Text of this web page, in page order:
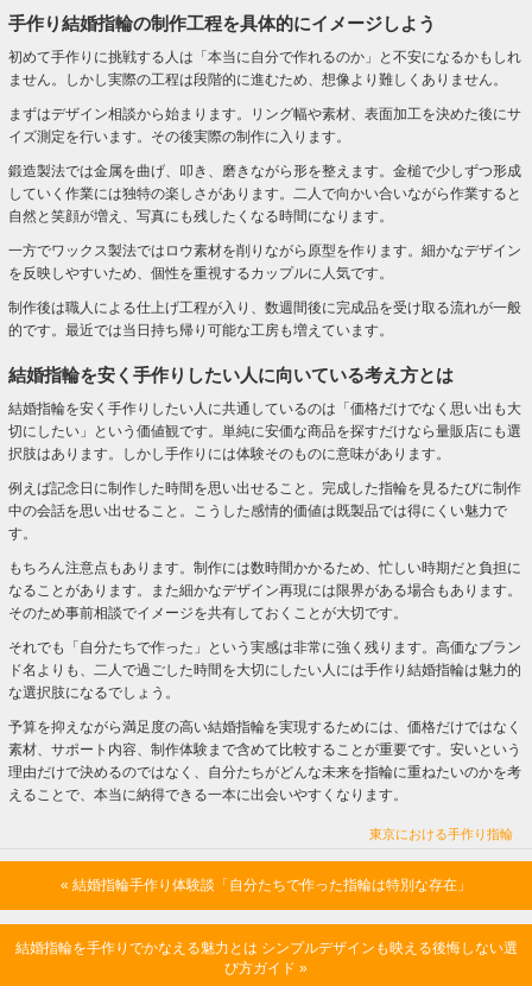
手作り結婚指輪の制作工程を具体的にイメージしよう
初めて手作りに挑戦する人は「本当に自分で作れるのか」と不安になるかもしれ
ません。しかし実際の工程は段階的に進むため、想像より難しくありません。
まずはデザイン相談から始まります。リング幅や素材、表面加工を決めた後にサ
イズ測定を行います。その後実際の制作に入ります。
鍛造製法では金属を曲げ、叩き、磨きながら形を整えます。金槌で少しずつ形成
していく作業には独特の楽しさがあります。二人で向かい合いながら作業すると
自然と笑顔が増え、写真にも残したくなる時間になります。
一方でワックス製法ではロウ素材を削りながら原型を作ります。細かなデザイン
を反映しやすいため、個性を重視するカップルに人気です。
制作後は職人による仕上げ工程が入り、数週間後に完成品を受け取る流れが一般
的です。最近では当日持ち帰り可能な工房も増えています。
結婚指輪を安く手作りしたい人に向いている考え方とは
結婚指輪を安く手作りしたい人に共通しているのは「価格だけでなく思い出も大
切にしたい」という価値観です。単純に安価な商品を探すだけなら量販店にも選
択肢はあります。しかし手作りには体験そのものに意味があります。
例えば記念日に制作した時間を思い出せること。完成した指輪を見るたびに制作
中の会話を思い出せること。こうした感情的価値は既製品では得にくい魅力で
す。
もちろん注意点もあります。制作には数時間かかるため、忙しい時期だと負担に
なることがあります。また細かなデザイン再現には限界がある場合もあります。
そのため事前相談でイメージを共有しておくことが大切です。
それでも「自分たちで作った」という実感は非常に強く残ります。高価なブラン
ド名よりも、二人で過ごした時間を大切にしたい人には手作り結婚指輪は魅力的
な選択肢になるでしょう。
予算を抑えながら満足度の高い結婚指輪を実現するためには、価格だけではなく
素材、サポート内容、制作体験まで含めて比較することが重要です。安いという
理由だけで決めるのではなく、自分たちがどんな未来を指輪に重ねたいのかを考
えることで、本当に納得できる一本に出会いやすくなります。
東京における手作り指輪
« 結婚指輪手作り体験談「自分たちで作った指輪は特別な存在」
結婚指輪を手作りでかなえる魅力とは シンプルデザインも映える後悔しない選
び方ガイド »